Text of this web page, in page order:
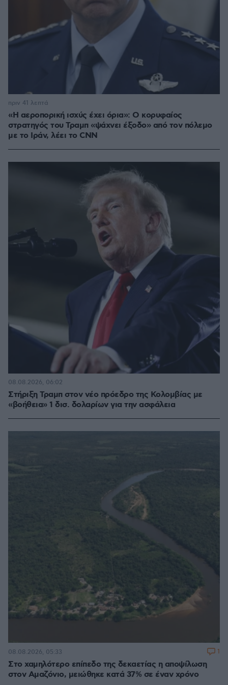
«Η αεροπορική ισχύς έχει όρια»: Ο κορυφαίος
στρατηγός του Τραμπ «ψάχνει έξοδο» από τον πόλεμο
με το Ιράν, λέει το CNN
πριν 41 λεπτά
Στήριξη Τραμπ στον νέο πρόεδρο της Κολομβίας με
«βοήθεια» 1 δισ. δολαρίων για την ασφάλεια
08.08.2026, 06:02
Στο χαμηλότερο επίπεδο της δεκαετίας η αποψίλωση
στον Αμαζόνιο, μειώθηκε κατά 37% σε έναν χρόνο
08.08.2026, 05:33 1